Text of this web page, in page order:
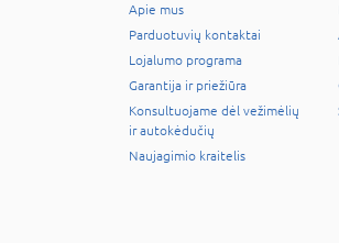
Apie mus
Parduotuvių kontaktai
Lojalumo programa
Garantija ir priežiūra
Konsultuojame dėl vežimėlių
ir autokėdučių
Naujagimio kraitelis